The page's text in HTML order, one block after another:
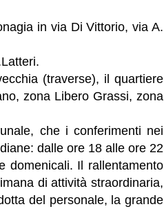
in via Di Vittorio, via A.
(traverse), il quartiere
zona Libero Grassi, zona
che i conferimenti nei
dalle ore 18 alle ore 22
domenicali. Il rallentamento
di attività straordinaria,
del personale, la grande